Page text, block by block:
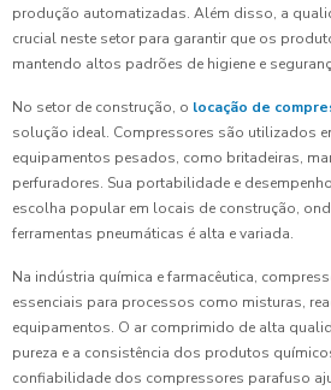
produção automatizadas. Além disso, a
crucial neste setor para garantir que os
mantendo altos padrões de higiene e
No setor de construção, o locação de
solução ideal. Compressores são utilizados
equipamentos pesados, como britadeiras,
perfuradores. Sua portabilidade e
escolha popular em locais de construção,
ferramentas pneumáticas é alta e variada.
Na indústria química e farmacêutica,
essenciais para processos como misturas,
equipamentos. O ar comprimido de alta
pureza e a consistência dos produtos
confiabilidade dos compressores parafuso